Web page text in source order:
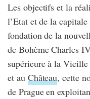
Les objectifs et la
l’Etat et de la
fondation de la
de Bohème Charles
supérieure à la
et au Château, cette
de Prague en